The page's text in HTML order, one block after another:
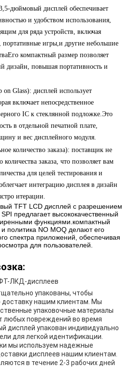
дюймовый дисплей обеспечивает
и удобством использования,
для ряда устройств, включая
игры,и другие небольшие
компактный размер позволяет
дизайн, повышая портативность и
on Glass): дисплей использует
включает непосредственное
IC к стеклянной подложке.Это
в отдельной печатной плате,
и вес дисплейного модуля.
количество заказа): поставщик не
количества заказа, что позволяет вам
для целей тестирования и
интеграцию дисплея в дизайн
итерации.
TFT LCD дисплей с разрешением
предлагает высококачественный
функциями.компактный
политика NO MOQ делают его
спектра приложений, обеспечивая
для пользователей.
ЛКД-дисплеев
упакованы, чтобы
доставку нашим клиентам. Мы
упаковочные материалы
любых повреждений во время
дисплей упакован индивидуально
для легкой идентификации.
мы используем надежные
дисплеев нашим клиентам.
в течение 2-3 рабочих дней